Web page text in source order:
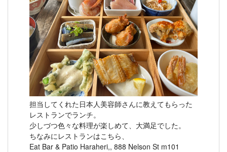
担当してくれた日本人美容師さんに教えてもらった
レストランでランチ。
少しづつ色々な料理が楽しめて、大満足でした。
ちなみにレストランはこちら、
Eat Bar & Patio Haraheri,, 888 Nelson St m101